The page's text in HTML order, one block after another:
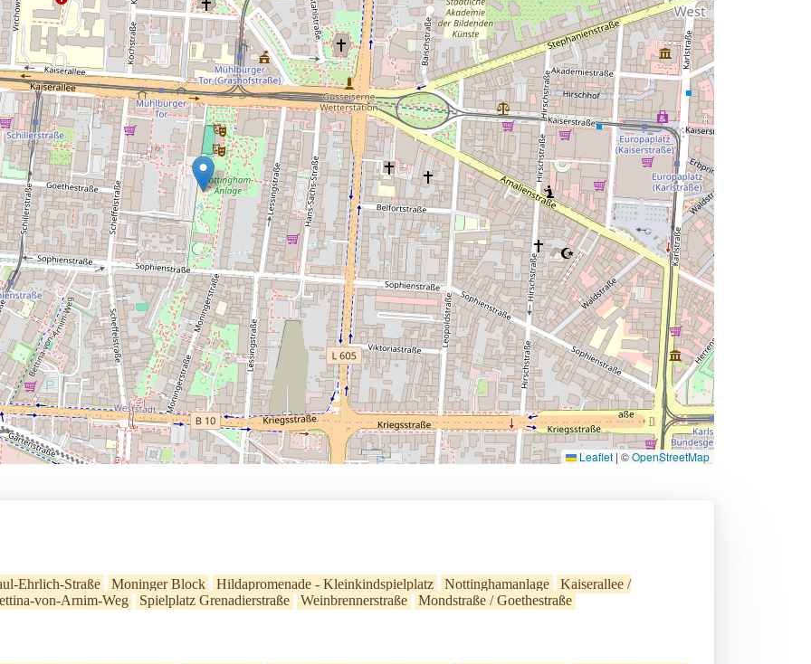
Leaflet | ©OpenStreetMap
Ehrlich-Straße Moninger Block Hildapromenade - Kleinkindspielplatz Nottinghamanlage
Kaiserallee /
von-Arnim-Weg
Spielplatz Grenadierstraße Weinbrennerstraße Mondstraße / Goethestraße